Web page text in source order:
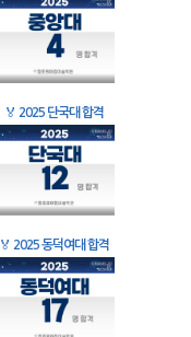
🏅 2025 단국대 합격
🏅 2025 동덕여대 합격